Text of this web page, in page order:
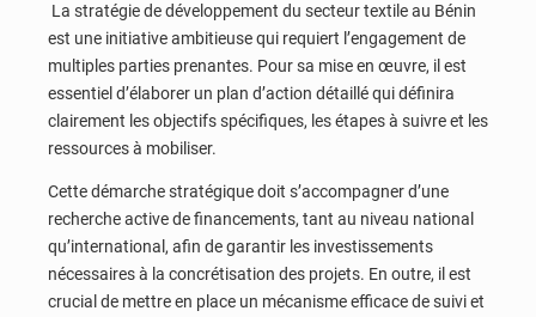
La stratégie de développement du secteur textile au Bénin
est une initiative ambitieuse qui requiert l’engagement de
multiples parties prenantes. Pour sa mise en œuvre, il est
essentiel d’élaborer un plan d’action détaillé qui définira
clairement les objectifs spécifiques, les étapes à suivre et les
ressources à mobiliser.
Cette démarche stratégique doit s’accompagner d’une
recherche active de financements, tant au niveau national
qu’international, afin de garantir les investissements
nécessaires à la concrétisation des projets. En outre, il est
crucial de mettre en place un mécanisme efficace de suivi et